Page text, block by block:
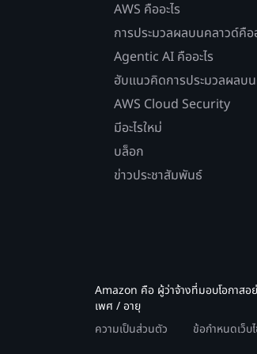
AWS คืออะไร
การประมวลผลบนคลาวด์คือ
Agentic AI คืออะไร
ฮับแนวคิดการประมวลผลบ
AWS Cloud Security
มีอะไรใหม่
บล็อก
ข่าวประชาสัมพันธ์
Amazon คือ ผู้ว่าจ้างที่มอบโอกาส
เพศ / อายุ
ความเป็นส่วนตัว
ข้อกำหนดเว็บ